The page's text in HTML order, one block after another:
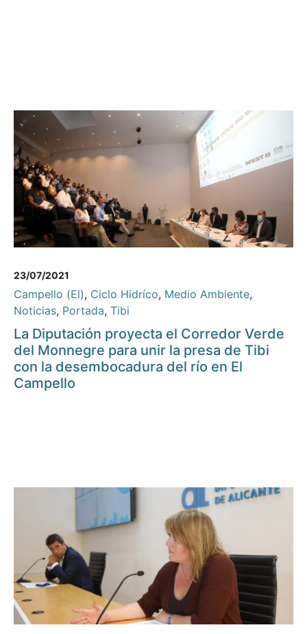
23/07/2021
Campello (El), Ciclo Hidríco, Medio Ambiente,
Noticias, Portada, Tibi
La Diputación proyecta el Corredor Verde
del Monnegre para unir la presa de Tibi
con la desembocadura del río en El
Campello